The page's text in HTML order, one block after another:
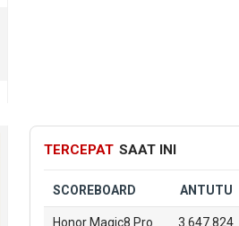
TERCEPAT SAAT INI
SCOREBOARD ANTUTU
Honor Magic8 Pro 3.647.824